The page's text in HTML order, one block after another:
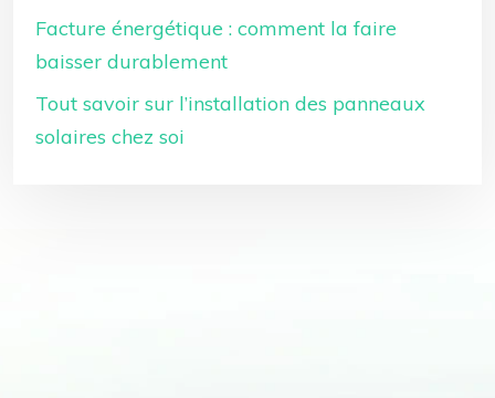
Facture énergétique : comment la faire
baisser durablement
Tout savoir sur l’installation des panneaux
solaires chez soi